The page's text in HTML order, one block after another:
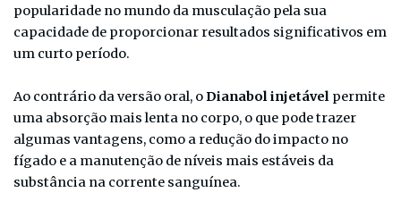
popularidade no mundo da musculação pela sua
capacidade de proporcionar resultados significativos em
um curto período.
Ao contrário da versão oral, o Dianabol injetável permite
uma absorção mais lenta no corpo, o que pode trazer
algumas vantagens, como a redução do impacto no
fígado e a manutenção de níveis mais estáveis da
substância na corrente sanguínea.